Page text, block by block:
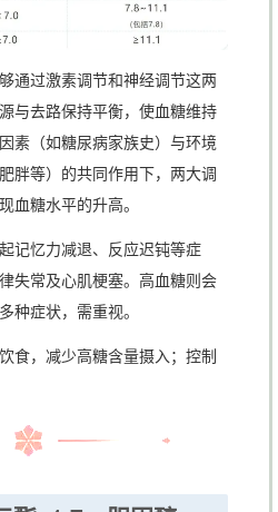
通过激素调节和神经调节这两
与去路保持平衡，使血糖维持
素（如糖尿病家族史）与环境
胖等）的共同作用下，两大调
血糖水平的升高。
记忆力减退、反应迟钝等症
失常及心肌梗塞。高血糖则会
种症状，需重视。
食，减少高糖含量摄入；控制